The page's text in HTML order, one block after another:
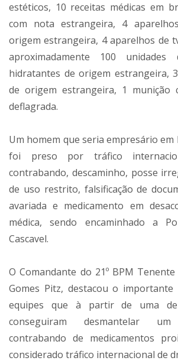
estéticos, 10 receitas médicas em
com nota estrangeira, 4
origem estrangeira, 4 aparelhos de
aproximadamente 100
hidratantes de origem estrangeira,
de origem estrangeira, 1 munição
deflagrada.
Um homem que seria empresário em
foi preso por tráfico
contrabando, descaminho, posse
de uso restrito, falsificação de
avariada e medicamento em
médica, sendo encaminhado a
Cascavel.
O Comandante do 21º BPM
Gomes Pitz, destacou o importante
equipes que à partir de uma
conseguiram desmantelar
contrabando de medicamentos
considerado tráfico internacional de